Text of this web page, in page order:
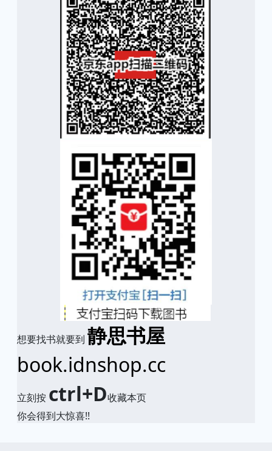
想要找书就要到 静思书屋
book.idnshop.cc
立刻按 ctrl+D收藏本页
你会得到大惊喜!!